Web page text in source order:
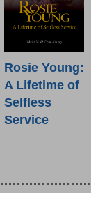
Rosie Young:
A Lifetime of
Selfless
Service